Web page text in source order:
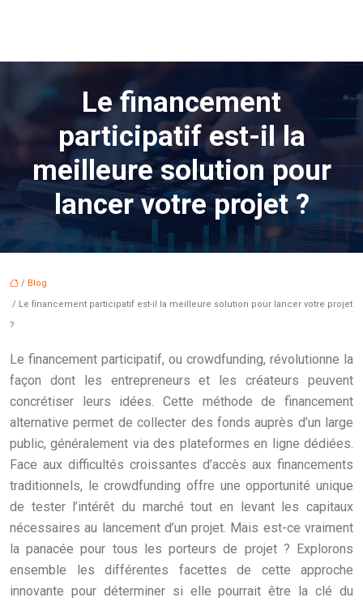
Le financement
participatif est-il la
meilleure solution pour
lancer votre projet ?
/ Blog
/ Le financement participatif est-il la meilleure solution pour lancer votre projet
?
Le financement participatif, ou crowdfunding, révolutionne la
façon dont les entrepreneurs et les créateurs peuvent
concrétiser leurs idées. Cette méthode de financement
alternative permet de collecter des fonds auprès d’un large
public, généralement via des plateformes en ligne dédiées.
Face aux difficultés croissantes d’accès aux financements
traditionnels, le crowdfunding offre une opportunité unique
de tester l’intérêt du marché tout en levant les capitaux
nécessaires au lancement d’un projet. Mais est-ce vraiment
la panacée pour tous les porteurs de projet ? Explorons
ensemble les différentes facettes de cette approche
innovante pour déterminer si elle pourrait être la clé du